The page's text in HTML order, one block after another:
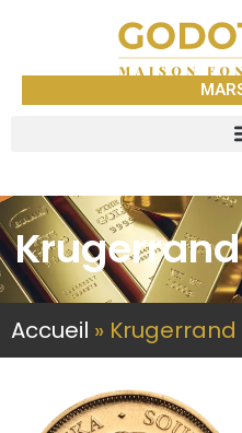
Accueil » Krugerrand